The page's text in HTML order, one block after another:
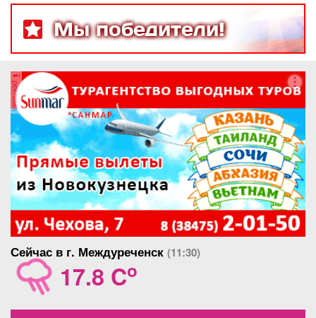
Мы победители!
реклама
Сейчас в г. Междуреченск (11:30)
17.8 Co